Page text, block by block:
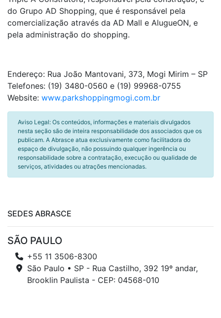
do Grupo AD Shopping, que é responsável pela
comercialização através da AD Mall e AlugueON, e
pela administração do shopping.
Endereço: Rua João Mantovani, 373, Mogi Mirim – SP
Telefones: (19) 3480-0560 e (19) 99968-0755
Website: www.parkshoppingmogi.com.br
Aviso Legal: Os conteúdos, informações e materiais divulgados
nesta seção são de inteira responsabilidade dos associados que os
publicam. A Abrasce atua exclusivamente como facilitadora do
espaço de divulgação, não possuindo qualquer ingerência ou
responsabilidade sobre a contratação, execução ou qualidade de
serviços, atividades ou atrações mencionadas.
SEDES ABRASCE
SÃO PAULO
+55 11 3506-8300
São Paulo • SP - Rua Castilho, 392 19º andar,
Brooklin Paulista - CEP: 04568-010